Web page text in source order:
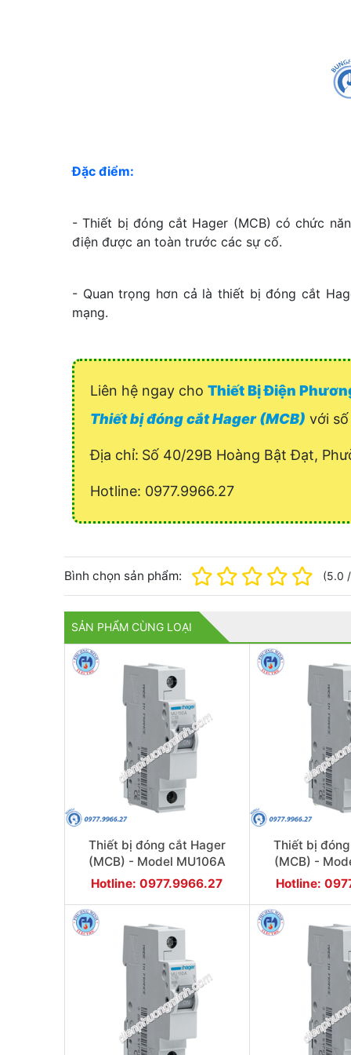
Đặc điểm:
- Thiết bị đóng cắt Hager (MCB) có chức
điện được an toàn trước các sự cố.
- Quan trọng hơn cả là thiết bị đóng cắt
mạng.
Liên hệ ngay cho Thiết Bị Điện
Thiết bị đóng cắt Hager (MCB) với
Địa chỉ: Số 40/29B Hoàng Bật Đạt,
Hotline: 0977.9966.27
Bình chọn sản phẩm: (5.0 /
SẢN PHẨM CÙNG LOẠI
Thiết bị đóng cắt Hager
(MCB) - Model MU106A
Hotline: 0977.9966.27
Thiết bị
(MCB) -
Hotline: